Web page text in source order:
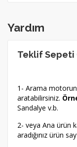
Yardım
Teklif Sepeti
1- Arama
aratabilirsiniz.
Sandalye v.b.
2- veya Ana ürün
aradığınız ürün